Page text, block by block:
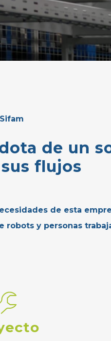
de un
sus flujos
de esta
robots y personas